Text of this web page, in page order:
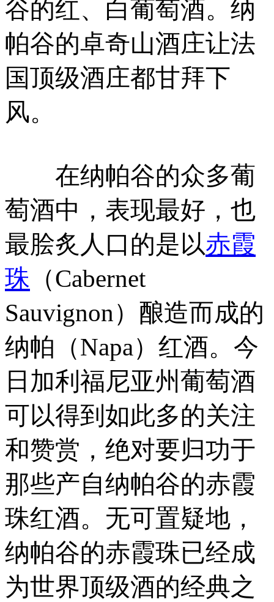
谷的红、白葡萄酒。纳
帕谷的卓奇山酒庄让法
国顶级酒庄都甘拜下
风。
在纳帕谷的众多葡
萄酒中，表现最好，也
最脍炙人口的是以赤霞
珠 （Cabernet
Sauvignon）酿造而成的
纳帕（Napa）红酒。今
日加利福尼亚州葡萄酒
可以得到如此多的关注
和赞赏，绝对要归功于
那些产自纳帕谷的赤霞
珠红酒。无可置疑地，
纳帕谷的赤霞珠已经成
为世界顶级酒的经典之